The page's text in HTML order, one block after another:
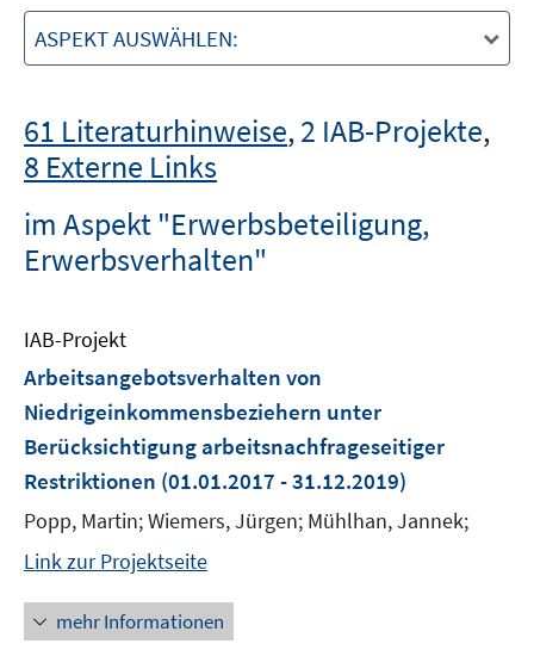
ASPEKT AUSWÄHLEN:
61 Literaturhinweise,2 IAB-Projekte,
8 Externe Links
im Aspekt "Erwerbsbeteiligung,
Erwerbsverhalten"
IAB-Projekt
Arbeitsangebotsverhalten von
Niedrigeinkommensbeziehern unter
Berücksichtigung arbeitsnachfrageseitiger
Restriktionen (01.01.2017 - 31.12.2019)
Popp, Martin; Wiemers, Jürgen; Mühlhan, Jannek;
Link zur Projektseite
mehr Informationen